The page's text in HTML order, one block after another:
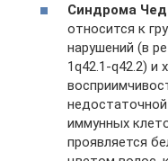
Синдрома
относится к
нарушений (в
1q42.1-q42.2) и
иммунных
проявляется